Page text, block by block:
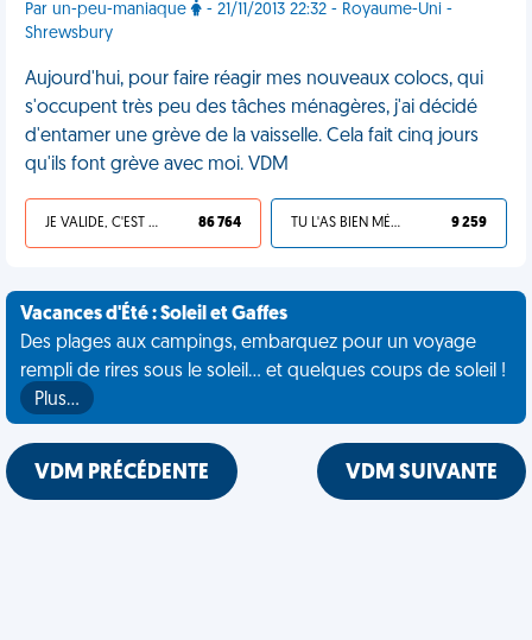
Par un-peu-maniaque
- 21/11/2013 22:32 - Royaume-Uni -
Shrewsbury
Aujourd'hui, pour faire réagir mes nouveaux colocs, qui
s'occupent très peu des tâches ménagères, j'ai décidé
d'entamer une grève de la vaisselle. Cela fait cinq jours
qu'ils font grève avec moi. VDM
JE VALIDE, C'EST UNE VDM 86 764 TU L'AS BIEN MÉRITÉ 9 259
Vacances d'Été : Soleil et Gaffes
Des plages aux campings, embarquez pour un voyage
rempli de rires sous le soleil... et quelques coups de soleil !
Plus…
VDM PRÉCÉDENTE VDM SUIVANTE